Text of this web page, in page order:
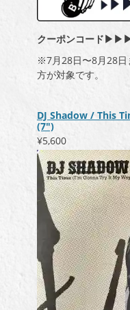
クーポンコード
※7月28日〜8月28日
方が対象です。
DJ Shadow / This
(7″)
¥5,600